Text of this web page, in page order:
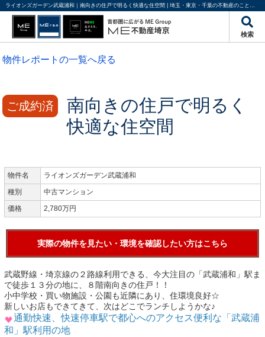
ライオンズガーデン武蔵浦和｜南向きの住戸で明るく快適な住空間 | 埼玉・東京・千葉の不動産のことならME不動産埼京
検索
物件レポートの一覧へ戻る
ご成約済
南向きの住戸で明るく
快適な住空間
物件名
ライオンズガーデン武蔵浦和
種別
中古マンション
価格
2,780万円
実際の物件を見たい・環境を確認したい方はこちら
武蔵野線・埼京線の２路線利用できる、今大注目の「武蔵浦和」駅ま
で徒歩１３分の地に、８階南向きの住戸！！
小中学校・買い物施設・公園も近隣にあり、住環境良好☆
新しいお店もできてきて、次はどこでランチしようかな♪
通勤快速、快速停車駅で都心へのアクセス便利な「武蔵浦
和」駅利用の地